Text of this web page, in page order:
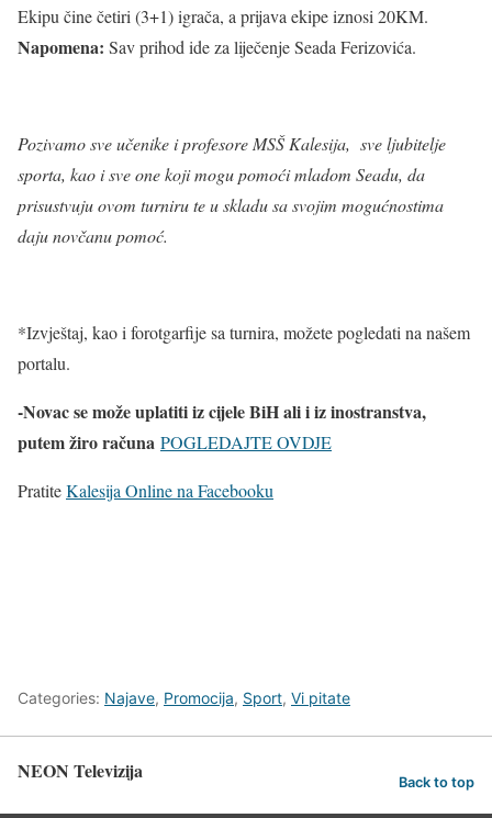
Ekipu čine četiri (3+1) igrača, a prijava ekipe iznosi 20KM.
Napomena: Sav prihod ide za liječenje Seada Ferizovića.
Pozivamo sve učenike i profesore MSŠ Kalesija, sve ljubitelje
sporta, kao i sve one koji mogu pomoći mladom Seadu, da
prisustvuju ovom turniru te u skladu sa svojim mogućnostima
daju novčanu pomoć.
*Izvještaj, kao i forotgarfije sa turnira, možete pogledati na našem
portalu.
-Novac se može uplatiti iz cijele BiH ali i iz inostranstva,
putem žiro računa POGLEDAJTE OVDJE
PratiteKalesija Online na Facebooku
Categories: Najave, Promocija, Sport, Vi pitate
NEON Televizija Back to top